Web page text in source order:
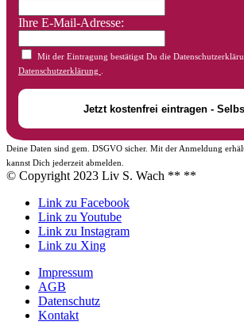
Ihre E-Mail-Adresse:
Mit der Eintragung bestätigst Du die
Datenschutzerklärung
Deine Daten sind gem. DSGVO sicher. Mit der Anmeldung
kannst Dich jederzeit abmelden.
© Copyright 2023 Liv S. Wach ** **
Link zu Facebook
Link zu Youtube
Link zu Instagram
Link zu Xing
Impressum
AGB
Datenschutz
Kontakt